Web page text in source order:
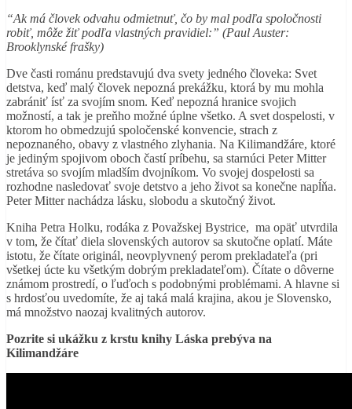
“Ak má človek odvahu odmietnuť, čo by mal podľa spoločnosti
robiť, môže žiť podľa vlastných pravidiel:” (Paul Auster:
Brooklynské frašky)
Dve časti románu predstavujú dva svety jedného človeka: Svet
detstva, keď malý človek nepozná prekážku, ktorá by mu mohla
zabrániť ísť za svojím snom. Keď nepozná hranice svojich
možností, a tak je preňho možné úplne všetko. A svet dospelosti, v
ktorom ho obmedzujú spoločenské konvencie, strach z
nepoznaného, obavy z vlastného zlyhania. Na Kilimandžáre, ktoré
je jediným spojivom oboch častí príbehu, sa starnúci Peter Mitter
stretáva so svojím mladším dvojníkom. Vo svojej dospelosti sa
rozhodne nasledovať svoje detstvo a jeho život sa konečne napĺňa.
Peter Mitter nachádza lásku, slobodu a skutočný život.
Kniha Petra Holku, rodáka z Považskej Bystrice, ma opäť utvrdila
v tom, že čítať diela slovenských autorov sa skutočne oplatí. Máte
istotu, že čítate originál, neovplyvnený perom prekladateľa (pri
všetkej úcte ku všetkým dobrým prekladateľom). Čítate o dôverne
známom prostredí, o ľuďoch s podobnými problémami. A hlavne si
s hrdosťou uvedomíte, že aj taká malá krajina, akou je Slovensko,
má množstvo naozaj kvalitných autorov.
Pozrite si ukážku z krstu knihy Láska prebýva na
Kilimandžáre